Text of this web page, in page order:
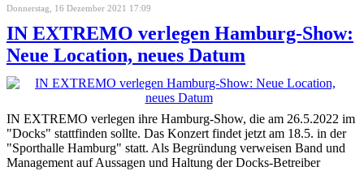
Donnerstag, 16 Dezember 2021 17:09
IN EXTREMO verlegen Hamburg-Show:
Neue Location, neues Datum
IN EXTREMO verlegen ihre Hamburg-Show, die am 26.5.2022 im
"Docks" stattfinden sollte. Das Konzert findet jetzt am 18.5. in der
"Sporthalle Hamburg" statt. Als Begründung verweisen Band und
Management auf Aussagen und Haltung der Docks-Betreiber